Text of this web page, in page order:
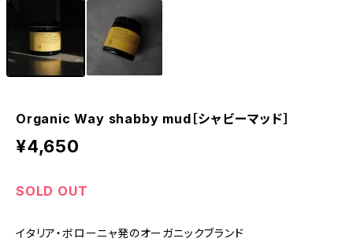
Organic Way shabby mud［シャビーマッド］
¥4,650
SOLD OUT
イタリア・ボローニャ発のオーガニックブランド